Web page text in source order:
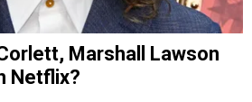
Marshall Lawson
Netflix?